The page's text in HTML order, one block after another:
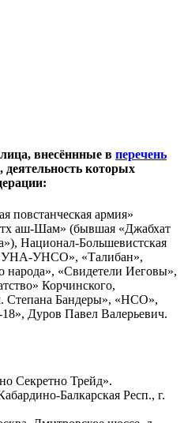
внесённные в перечень
деятельность которых
повстанческая армия»
аш-Шам» (бывшая «Джабхат
Национал-Большевистская
УНСО», «Талибан»,
народа», «Свидетели Иеговы»,
Корчинского,
Степана Бандеры», «НСО»,
Дуров Павел Валерьевич.
Секретно Трейд».
Балкарская Респ., г.